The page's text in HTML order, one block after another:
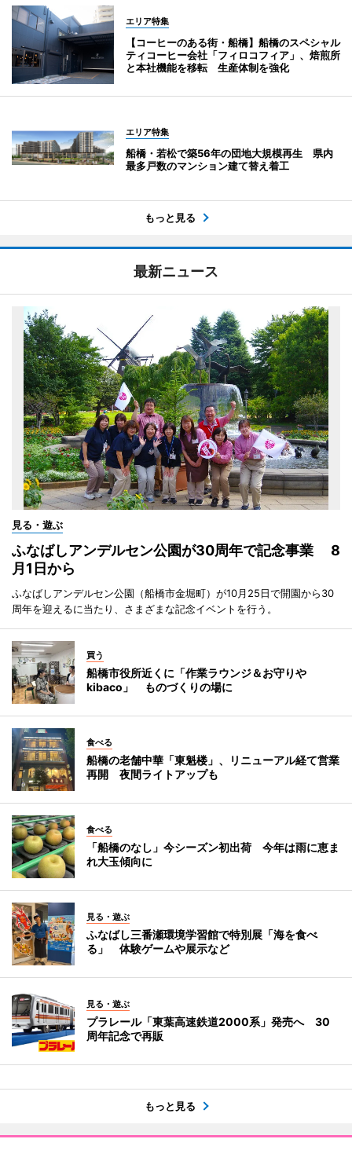
エリア特集
【コーヒーのある街・船橋】船橋のスペシャル
ティコーヒー会社「フィロコフィア」、焙煎所
と本社機能を移転 生産体制を強化
エリア特集
船橋・若松で築56年の団地大規模再生 県内
最多戸数のマンション建て替え着工
もっと見る
最新ニュース
見る・遊ぶ
ふなばしアンデルセン公園が30周年で記念事業 8
月1日から
ふなばしアンデルセン公園（船橋市金堀町）が10月25日で開園から30
周年を迎えるに当たり、さまざまな記念イベントを行う。
買う
船橋市役所近くに「作業ラウンジ＆お守りや
kibaco」 ものづくりの場に
食べる
船橋の老舗中華「東魁楼」、リニューアル経て営業
再開 夜間ライトアップも
食べる
「船橋のなし」今シーズン初出荷 今年は雨に恵ま
れ大玉傾向に
見る・遊ぶ
ふなばし三番瀬環境学習館で特別展「海を食べ
る」 体験ゲームや展示など
見る・遊ぶ
プラレール「東葉高速鉄道2000系」発売へ 30
周年記念で再販
もっと見る